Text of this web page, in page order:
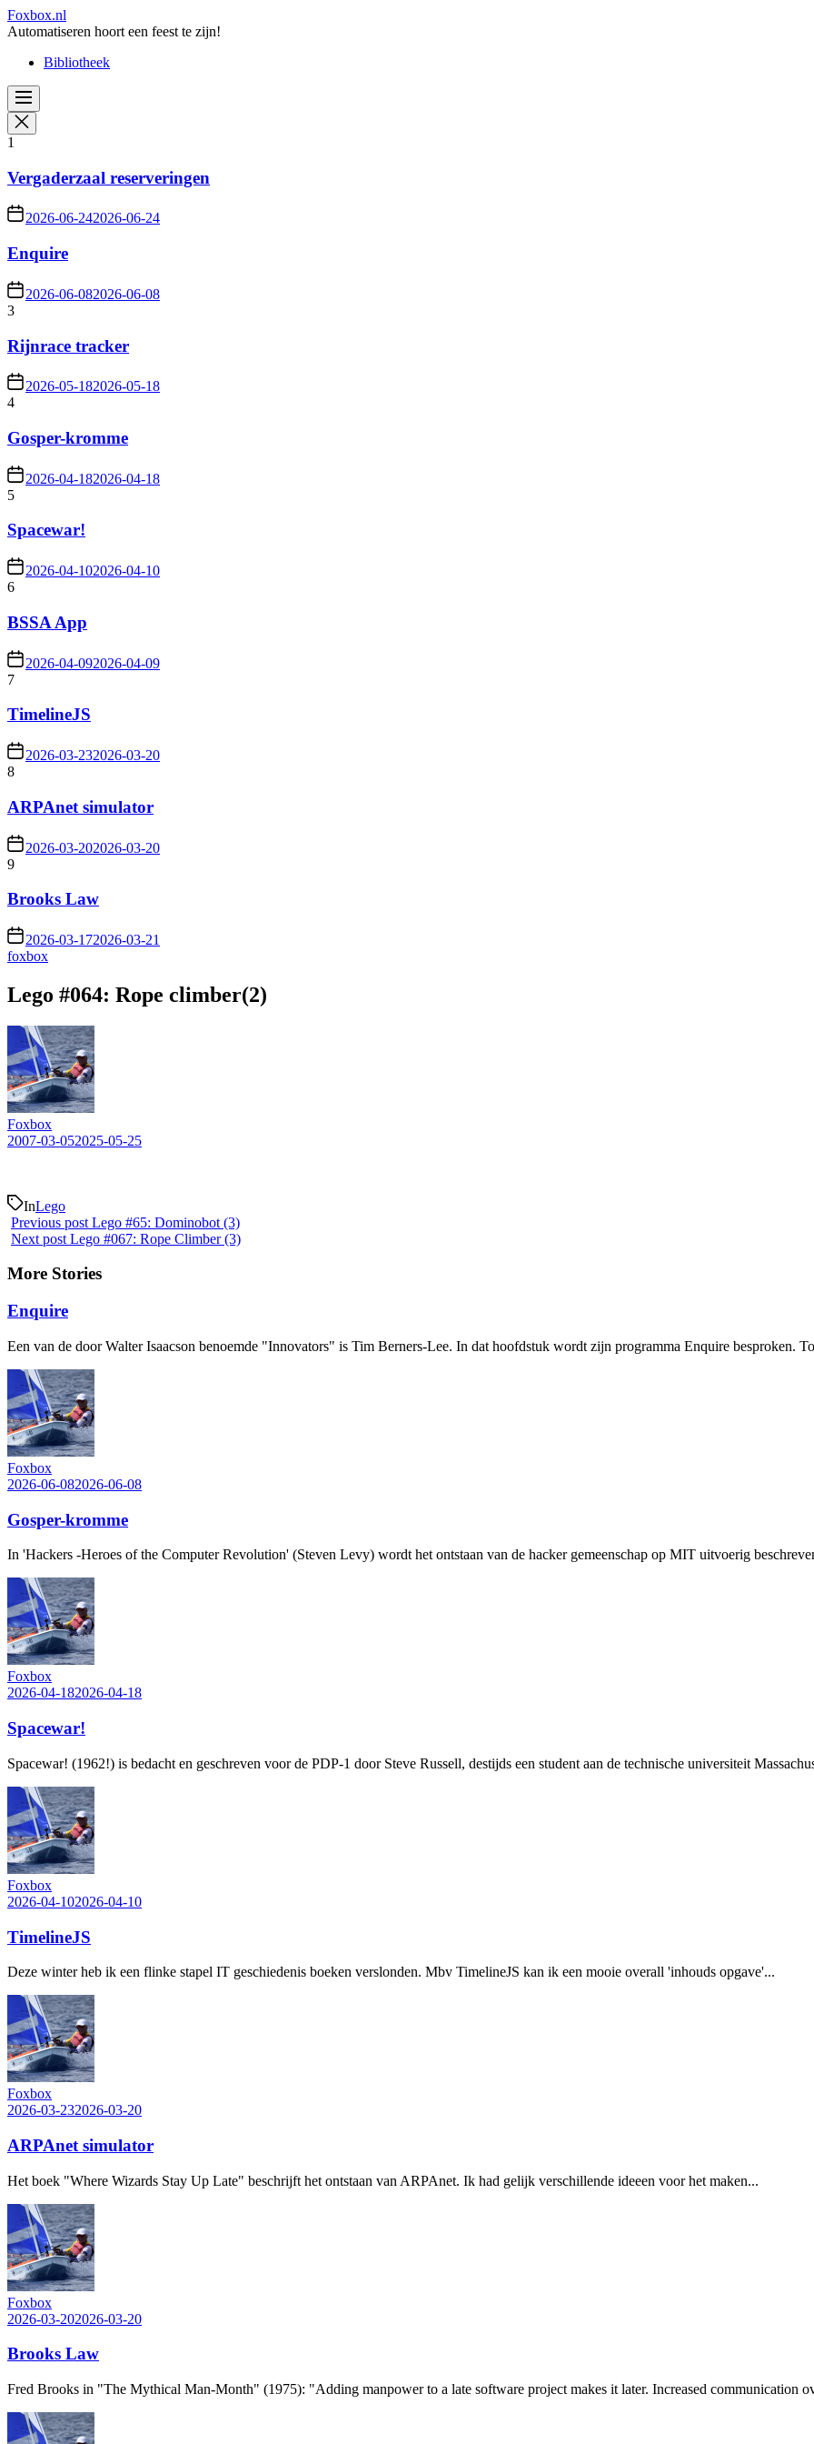
Skip
to
content
Foxbox.nl
Automatiseren hoort een feest te zijn!
Bibliotheek
1
Vergaderzaal reserveringen
2026-06-242026-06-24
Enquire
2026-06-082026-06-08
3
Rijnrace tracker
2026-05-182026-05-18
4
Gosper-kromme
2026-04-182026-04-18
5
Spacewar!
2026-04-102026-04-10
6
BSSA App
2026-04-092026-04-09
7
TimelineJS
2026-03-232026-03-20
8
ARPAnet simulator
2026-03-202026-03-20
9
Brooks Law
2026-03-172026-03-21
foxbox
Lego #064: Rope climber(2)
Foxbox
2007-03-052025-05-25
InLego
Previous post Lego #65: Dominobot (3)
Next post Lego #067: Rope Climber (3)
More Stories
Enquire
Een van de door Walter Isaacson benoemde "Innovators" is Tim Berners-Lee. In dat hoofdstuk wordt zijn programma Enquire besproken.
Foxbox
2026-06-082026-06-08
Gosper-kromme
In 'Hackers -Heroes of the Computer Revolution' (Steven Levy) wordt het ontstaan van de hacker gemeenschap op MIT uitvoerig
Foxbox
2026-04-182026-04-18
Spacewar!
Spacewar! (1962!) is bedacht en geschreven voor de PDP-1 door Steve Russell, destijds een student aan de technische universiteit
Foxbox
2026-04-102026-04-10
TimelineJS
Deze winter heb ik een flinke stapel IT geschiedenis boeken verslonden. Mbv TimelineJS kan ik een mooie overall 'inhouds opgave'...
Foxbox
2026-03-232026-03-20
ARPAnet simulator
Het boek "Where Wizards Stay Up Late" beschrijft het ontstaan van ARPAnet. Ik had gelijk verschillende ideeen voor het maken...
Foxbox
2026-03-202026-03-20
Brooks Law
Fred Brooks in "The Mythical Man-Month" (1975): "Adding manpower to a late software project makes it later. Increased communication